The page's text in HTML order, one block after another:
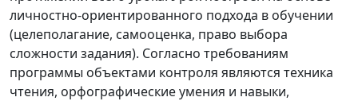
личностно-ориентированного подхода в обучении
(целеполагание, самооценка, право выбора
сложности задания). Согласно требованиям
программы объектами контроля являются техника
чтения, орфографические умения и навыки,